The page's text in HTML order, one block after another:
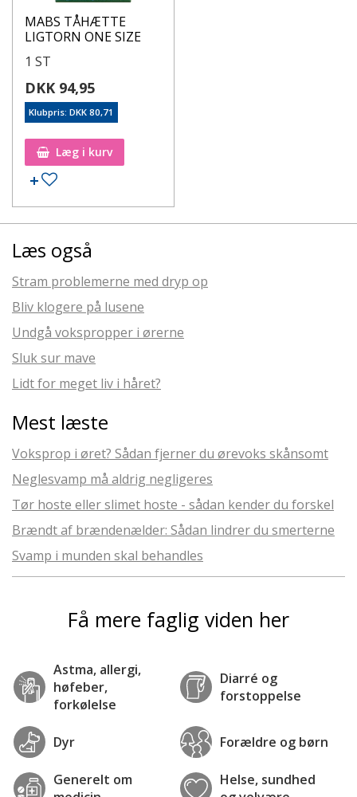
MABS TÅHÆTTE
LIGTORN ONE SIZE
1 ST
DKK 94,95
Klubpris: DKK 80,71
Læg i kurv
Læs også
Stram problemerne med dryp op
Bliv klogere på lusene
Undgå vokspropper i ørerne
Sluk sur mave
Lidt for meget liv i håret?
Mest læste
Voksprop i øret? Sådan fjerner du ørevoks skånsomt
Neglesvamp må aldrig negligeres
Tør hoste eller slimet hoste - sådan kender du forskel
Brændt af brændenælder: Sådan lindrer du smerterne
Svamp i munden skal behandles
Få mere faglig viden her
Astma, allergi,
høfeber,
forkølelse
Diarré og
forstoppelse
Dyr Forældre og børn
Generelt om
Helse, sundhed